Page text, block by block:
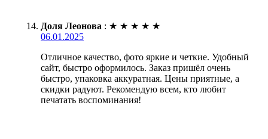
Доля Леонова : ★ ★ ★ ★ ★
06.01.2025
Отличное качество, фото яркие и четкие. Удобный
сайт, быстро оформилось. Заказ пришёл очень
быстро, упаковка аккуратная. Цены приятные, а
скидки радуют. Рекомендую всем, кто любит
печатать воспоминания!